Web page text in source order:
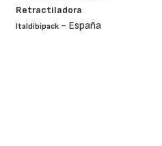
Retractiladora
Italdibipack - España